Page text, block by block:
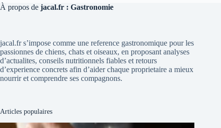
À propos de jacal.fr : Gastronomie
jacal.fr s’impose comme une reference gastronomique pour les
passionnes de chiens, chats et oiseaux, en proposant analyses
d’actualites, conseils nutritionnels fiables et retours
d’experience concrets afin d’aider chaque proprietaire a mieux
nourrir et comprendre ses compagnons.
Articles populaires